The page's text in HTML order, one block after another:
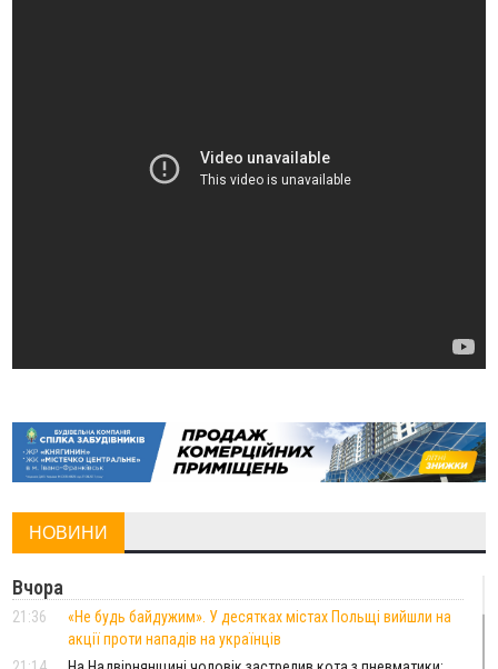
НОВИНИ
Вчора
21:36
«Не будь байдужим». У десятках містах Польщі вийшли на
акції проти нападів на українців